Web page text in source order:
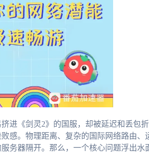
进《剑灵2》的国服，却被延迟和丢包
感。物理距离、复杂的国际网络路由、
务器隔开。那么，一个核心问题浮出水